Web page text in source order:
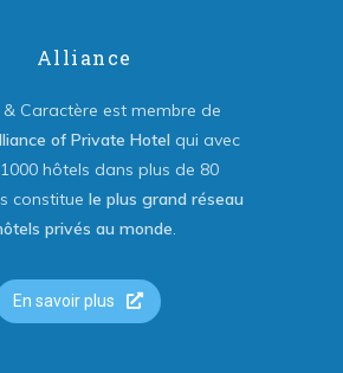
Alliance
Caractère est membre de
of Private Hotel qui avec
hôtels dans plus de 80
constitue le plus grand réseau
privés au monde.
En savoir plus